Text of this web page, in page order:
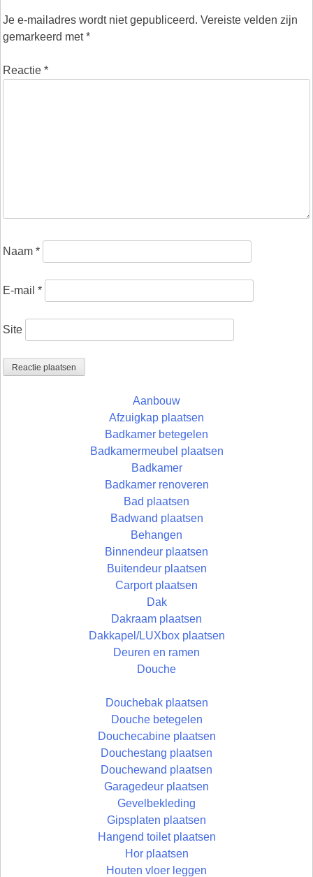
Je e-mailadres wordt niet gepubliceerd. Vereiste velden zijn
gemarkeerd met*
Reactie *
Naam *
E-mail *
Site
Aanbouw
Afzuigkap plaatsen
Badkamer betegelen
Badkamermeubel plaatsen
Badkamer
Badkamer renoveren
Bad plaatsen
Badwand plaatsen
Behangen
Binnendeur plaatsen
Buitendeur plaatsen
Carport plaatsen
Dak
Dakraam plaatsen
Dakkapel/LUXbox plaatsen
Deuren en ramen
Douche
Douchebak plaatsen
Douche betegelen
Douchecabine plaatsen
Douchestang plaatsen
Douchewand plaatsen
Garagedeur plaatsen
Gevelbekleding
Gipsplaten plaatsen
Hangend toilet plaatsen
Hor plaatsen
Houten vloer leggen